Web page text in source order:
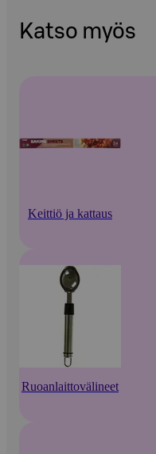
Katso myös
Keittiö ja kattaus
Ruoanlaittovälineet